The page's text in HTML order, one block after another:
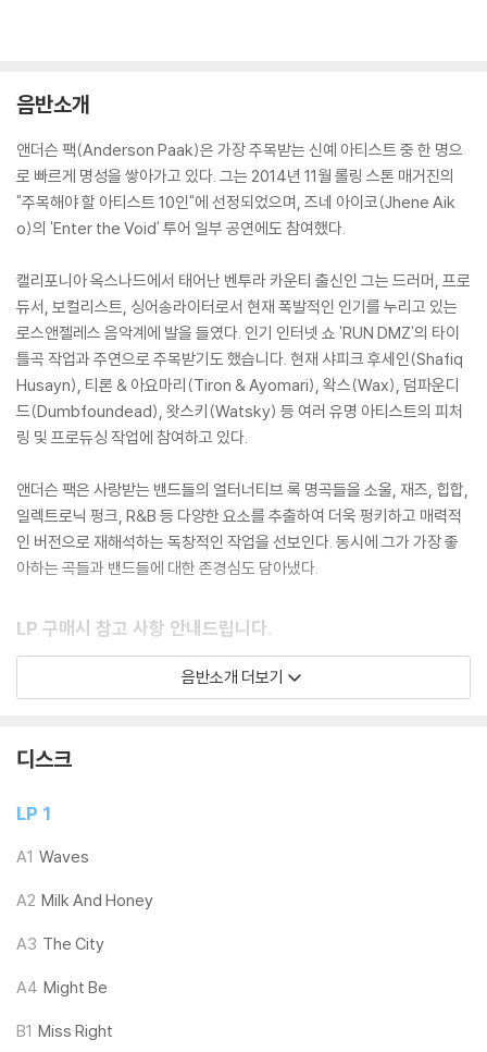
음반소개
앤더슨 팩(Anderson Paak)은 가장 주목받는 신예 아티스트 중 한 명으
로 빠르게 명성을 쌓아가고 있다. 그는 2014년 11월 롤링 스톤 매거진의
"주목해야 할 아티스트 10인"에 선정되었으며, 즈네 아이코(Jhene Aik
o)의 'Enter the Void' 투어 일부 공연에도 참여했다.
캘리포니아 옥스나드에서 태어난 벤투라 카운티 출신인 그는 드러머, 프로
듀서, 보컬리스트, 싱어송라이터로서 현재 폭발적인 인기를 누리고 있는
로스앤젤레스 음악계에 발을 들였다. 인기 인터넷 쇼 'RUN DMZ'의 타이
틀곡 작업과 주연으로 주목받기도 했습니다. 현재 샤피크 후세인(Shafiq
Husayn), 티론 & 아요마리(Tiron & Ayomari), 왁스(Wax), 덤파운디
드(Dumbfoundead), 왓스키(Watsky) 등 여러 유명 아티스트의 피처
링 및 프로듀싱 작업에 참여하고 있다.
앤더슨 팩은 사랑받는 밴드들의 얼터너티브 록 명곡들을 소울, 재즈, 힙합,
일렉트로닉 펑크, R&B 등 다양한 요소를 추출하여 더욱 펑키하고 매력적
인 버전으로 재해석하는 독창적인 작업을 선보인다. 동시에 그가 가장 좋
아하는 곡들과 밴드들에 대한 존경심도 담아냈다.
LP 구매시 참고 사항 안내드립니다.
1) 제작/배송 과정에 따라 경미한 재킷 주름, 모서리 눌림, 갈라짐이 발생
있습니다.
외관상 불량 확인되는 상품을 개봉 시엔 반품/교환 처리 불가합니다.
2) 디스크 라벨은 공정상 매끄럽게 부착되지 않을 수도 있으며 겉포장 비
3) 일본 제작 LP는 대부분 겉비닐이 밀봉되어 있지 않습니다.
※ 재생 불량
1) 침압 조절 기능이 없는 턴테이블을 사용하시는 경우, (주로 올인원 형태
모델) 다이내믹 사운드의 편차가 큰 트랙을 재생할 때 이상 현상이 발생할
기기 문제로 인해 발생하는 재생 불량 현상에 대해서는 반품/교환이 불가
음반소개 더보기
디스크
LP 1
A1 Waves
A2 Milk And Honey
A3 The City
A4 Might Be
B1 Miss Right